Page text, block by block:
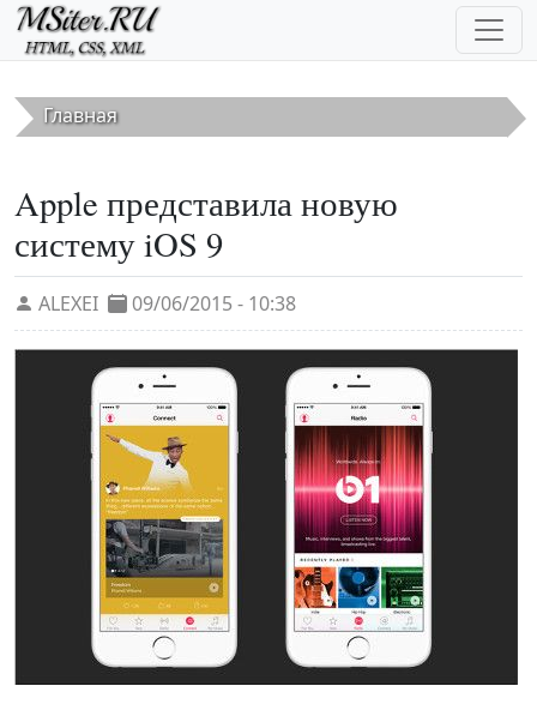
Перейти к основному содержанию
Главная
Apple представила новую
систему iOS 9
ALEXEI 09/06/2015 - 10:38